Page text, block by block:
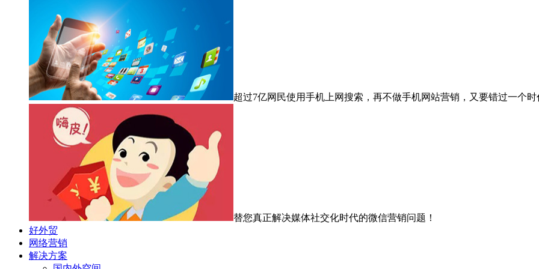
超过7亿网民使用手机上网搜索，再不做手机网站营销，又要错过一个时
替您真正解决媒体社交化时代的微信营销问题！
好外贸
网络营销
解决方案